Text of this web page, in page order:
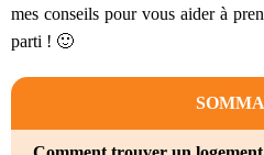
mes conseils pour vous aider à
parti ! 🙂